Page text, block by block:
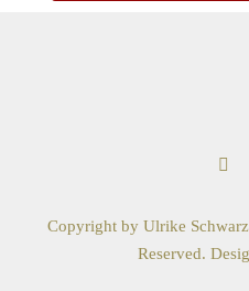
Copyright by Ulrike
Reserved.